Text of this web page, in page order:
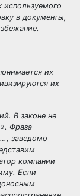
используемого
в документы,
их
их
В законе не
Фраза
заведомо
компании
Если